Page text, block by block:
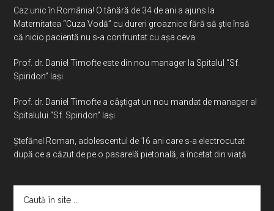
Caz unic în România! O tânără de 34 de ani a ajuns la
Maternitatea “Cuza Vodă” cu dureri groaznice fără să ştie însă
că nicio pacientă nu s-a confruntat cu așa ceva
Prof. dr. Daniel Timofte este din nou manager la Spitalul “Sf.
Spiridon” Iaşi
Prof. dr. Daniel Timofte a câștigat un nou mandat de manager al
Spitalului “Sf. Spiridon” Iași
Ştefănel Roman, adolescentul de 16 ani care s-a electrocutat
după ce a căzut de pe o pasarelă pietonală, a încetat din viață